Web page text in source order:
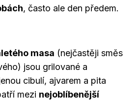
, často ale den předem.
masa (nejčastěji směs
jsou grilované a
cibulí, ajvarem a pita
mezi nejoblíbenější